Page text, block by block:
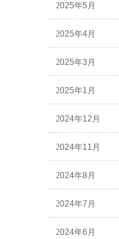
2025年5月
2025年4月
2025年3月
2025年1月
2024年12月
2024年11月
2024年8月
2024年7月
2024年6月